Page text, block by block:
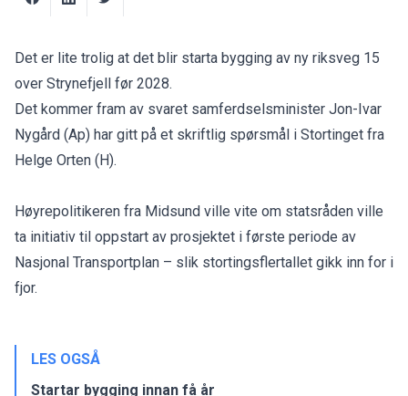
Det er lite trolig at det blir starta bygging av ny riksveg 15
over Strynefjell før 2028.
Det kommer fram av svaret samferdselsminister Jon-Ivar
Nygård (Ap) har gitt på et skriftlig spørsmål i Stortinget fra
Helge Orten (H).
Høyrepolitikeren fra Midsund ville vite om statsråden ville
ta initiativ til oppstart av prosjektet i første periode av
Nasjonal Transportplan – slik stortingsflertallet gikk inn for i
fjor.
LES OGSÅ
Startar bygging innan få år